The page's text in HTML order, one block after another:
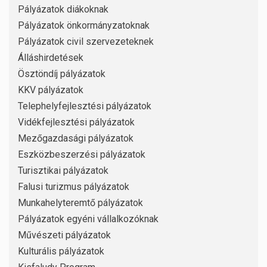
Pályázatok diákoknak
Pályázatok önkormányzatoknak
Pályázatok civil szervezeteknek
Álláshirdetések
Ösztöndíj pályázatok
KKV pályázatok
Telephelyfejlesztési pályázatok
Vidékfejlesztési pályázatok
Mezőgazdasági pályázatok
Eszközbeszerzési pályázatok
Turisztikai pályázatok
Falusi turizmus pályázatok
Munkahelyteremtő pályázatok
Pályázatok egyéni vállalkozóknak
Művészeti pályázatok
Kulturális pályázatok